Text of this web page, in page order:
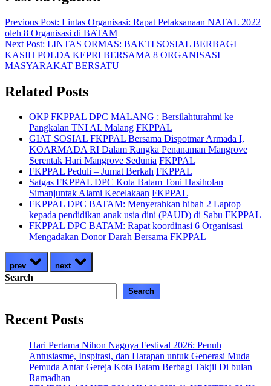
Previous Post: Lintas Organisasi: Rapat Pelaksanaan NATAL 2022
oleh 8 Organisasi di BATAM
Next Post: LINTAS ORMAS: BAKTI SOSIAL BERBAGI
KASIH POLDA KEPRI BERSAMA 8 ORGANISASI
MASYARAKAT BERSATU
Related Posts
OKP FKPPAL DPC MALANG : Bersilahturahmi ke
Pangkalan TNI AL Malang FKPPAL
GIAT SOSIAL FKPPAL Bersama Dispotmar Armada I,
KOARMADA RI Dalam Rangka Penanaman Mangrove
Serentak Hari Mangrove Sedunia FKPPAL
FKPPAL Peduli – Jumat Berkah FKPPAL
Satgas FKPPAL DPC Kota Batam Toni Hasiholan
Simanjuntak Alami Kecelakaan FKPPAL
FKPPAL DPC BATAM: Menyerahkan hibah 2 Laptop
kepada pendidikan anak usia dini (PAUD) di Sabu FKPPAL
FKPPAL DPC BATAM: Rapat koordinasi 6 Organisasi
Mengadakan Donor Darah Bersama FKPPAL
prev next
Search
Search
Recent Posts
Hari Pertama Nihon Nagoya Festival 2026: Penuh
Antusiasme, Inspirasi, dan Harapan untuk Generasi Muda
Pemuda Antar Gereja Kota Batam Berbagi Takjil Di bulan
Ramadhan